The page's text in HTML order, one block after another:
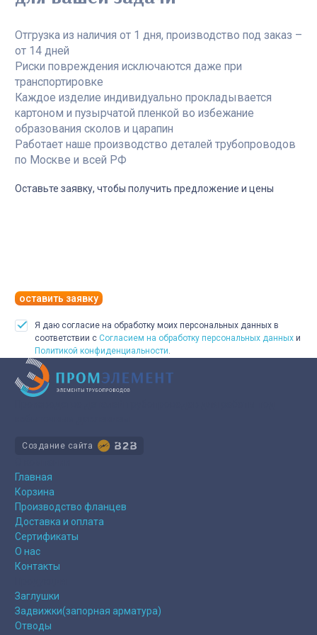
Отгрузка из наличия от 1 дня, производство под заказ –
от 14 дней
Риски повреждения исключаются даже при
транспортировке
Каждое изделие индивидуально прокладывается
картоном и пузырчатой пленкой во избежание
образования сколов и царапин
Работает наше производство деталей трубопроводов
по Москве и всей РФ
Оставьте заявку, чтобы получить предложение и цены
оставить заявку
Я даю согласие на обработку моих персональных данных в
соответствии с Согласием на обработку персональных данных и
Политикой конфиденциальности
Создание сайта
Главная
Корзина
Производство фланцев
Доставка и оплата
Сертификаты
О нас
Контакты
Заглушки
Задвижки(запорная арматура)
Отводы